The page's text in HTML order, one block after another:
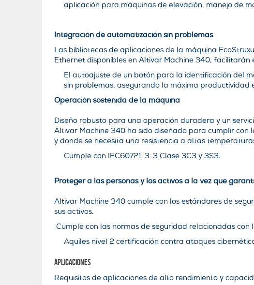
aplicación para máquinas de elevación, manejo de
Integración de automatización sin problemas
Las bibliotecas de aplicaciones de la máquina
Ethernet disponibles en Altivar Machine 340,
El autoajuste de un botón para la identificación del
sin problemas, asegurando la máxima
Operación sostenida de la máquina
Diseño robusto para una operación duradera y un
Altivar Machine 340 ha sido diseñado para cumplir con
y donde se necesita una resistencia a altas
Cumple con IEC60721-3-3 Clase 3C3 y 3S3.
Proteger a las personas y los activos a la vez que
Altivar Machine 340 cumple con los estándares de
sus activos.
Cumple con las normas de seguridad relacionadas con
Aquiles nivel 2 certificación contra ataques
Aplicaciones
Requisitos de aplicaciones de alto rendimiento y